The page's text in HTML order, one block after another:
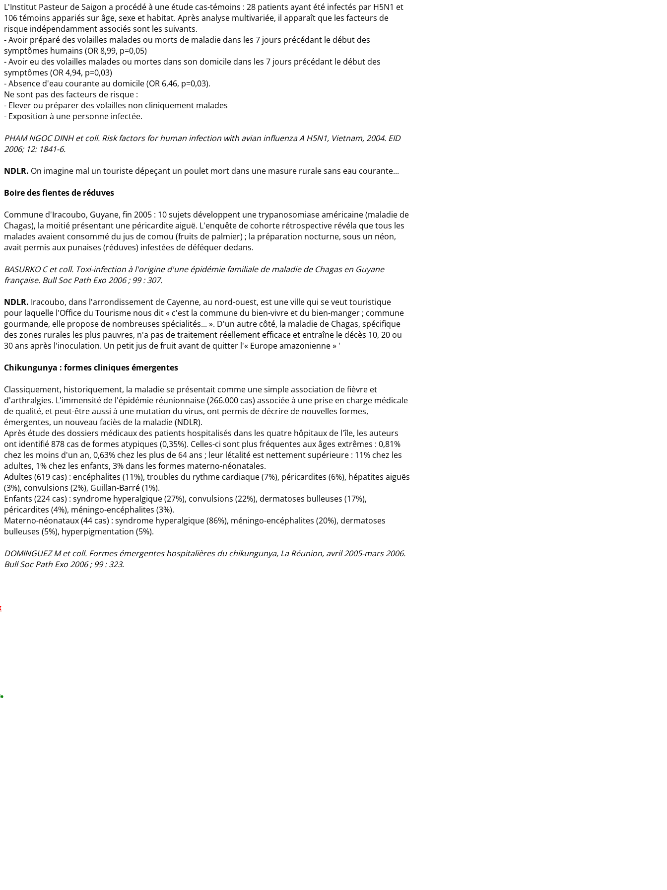
L'Institut Pasteur de Saigon a procédé à une étude cas-témoins : 28 patients ayant été infectés par H5N1 et
106 témoins appariés sur âge, sexe et habitat. Après analyse multivariée, il apparaît que les facteurs de
risque indépendamment associés sont les suivants.
- Avoir préparé des volailles malades ou morts de maladie dans les 7 jours précédant le début des
symptômes humains (OR 8,99, p=0,05)
- Avoir eu des volailles malades ou mortes dans son domicile dans les 7 jours précédant le début des
symptômes (OR 4,94, p=0,03)
- Absence d'eau courante au domicile (OR 6,46, p=0,03).
Ne sont pas des facteurs de risque :
- Elever ou préparer des volailles non cliniquement malades
- Exposition à une personne infectée.
PHAM NGOC DINH et coll. Risk factors for human infection with avian influenza A H5N1, Vietnam, 2004. EID
2006; 12: 1841-6.
NDLR. On imagine mal un touriste dépeçant un poulet mort dans une masure rurale sans eau courante...
Boire des fientes de réduves
Commune d'Iracoubo, Guyane, fin 2005 : 10 sujets développent une trypanosomiase américaine (maladie de
Chagas), la moitié présentant une péricardite aiguë. L'enquête de cohorte rétrospective révéla que tous les
malades avaient consommé du jus de comou (fruits de palmier) ; la préparation nocturne, sous un néon,
avait permis aux punaises (réduves) infestées de déféquer dedans.
BASURKO C et coll. Toxi-infection à l'origine d'une épidémie familiale de maladie de Chagas en Guyane
française. Bull Soc Path Exo 2006 ; 99 : 307.
NDLR. Iracoubo, dans l'arrondissement de Cayenne, au nord-ouest, est une ville qui se veut touristique
pour laquelle l'Office du Tourisme nous dit « c'est la commune du bien-vivre et du bien-manger ; commune
gourmande, elle propose de nombreuses spécialités... ». D'un autre côté, la maladie de Chagas, spécifique
des zones rurales les plus pauvres, n'a pas de traitement réellement efficace et entraîne le décès 10, 20 ou
30 ans après l'inoculation. Un petit jus de fruit avant de quitter l'« Europe amazonienne » '
Chikungunya : formes cliniques émergentes
Classiquement, historiquement, la maladie se présentait comme une simple association de fièvre et
d'arthralgies. L'immensité de l'épidémie réunionnaise (266.000 cas) associée à une prise en charge médicale
de qualité, et peut-être aussi à une mutation du virus, ont permis de décrire de nouvelles formes,
émergentes, un nouveau faciès de la maladie (NDLR).
Après étude des dossiers médicaux des patients hospitalisés dans les quatre hôpitaux de l'île, les auteurs
ont identifié 878 cas de formes atypiques (0,35%). Celles-ci sont plus fréquentes aux âges extrêmes : 0,81%
chez les moins d'un an, 0,63% chez les plus de 64 ans ; leur létalité est nettement supérieure : 11% chez les
adultes, 1% chez les enfants, 3% dans les formes materno-néonatales.
Adultes (619 cas) : encéphalites (11%), troubles du rythme cardiaque (7%), péricardites (6%), hépatites aiguës
(3%), convulsions (2%), Guillan-Barré (1%).
Enfants (224 cas) : syndrome hyperalgique (27%), convulsions (22%), dermatoses bulleuses (17%),
péricardites (4%), méningo-encéphalites (3%).
Materno-néonataux (44 cas) : syndrome hyperalgique (86%), méningo-encéphalites (20%), dermatoses
bulleuses (5%), hyperpigmentation (5%).
DOMINGUEZ M et coll. Formes émergentes hospitalières du chikungunya, La Réunion, avril 2005-mars 2006.
Bull Soc Path Exo 2006 ; 99 : 323.